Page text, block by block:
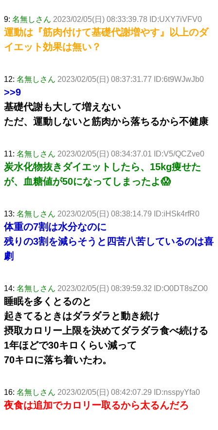
9: 名無しさん 2023/02/05(日) 08:33:39.78 ID:UXY7iVFV0
運動は『筋肉付けて基礎代謝増やす』以上のダ
イエット効果は無い？
12: 名無しさん 2023/02/05(日) 08:37:31.77 ID:6t9WJwJb0
>>9
基礎代謝も大して増えない
ただ、運動しないと筋肉から落ちるから不健康
11: 名無しさん 2023/02/05(日) 08:34:37.01 ID:V5/QCZve0
炭水化物抜きダイエットしたら、15kg痩せた
が、血糖値が50になってしまったよ😱
13: 名無しさん 2023/02/05(日) 08:38:14.79 ID:iHSk4rfR0
体重の7割は水分なのに
残りの3割を減らそうと四苦八苦しているのは喜
劇
14: 名無しさん 2023/02/05(日) 08:39:59.32 ID:O0DT8sZO0
睡眠を多くとるのと
起きてるときはダラダラと動き続け
摂取カロリー上限を決めてダラダラ食べ続ける
1年ほどで30キロくらい減って
70キロに落ち着いたわ。
16: 名無しさん 2023/02/05(日) 08:42:07.29 ID:nsspyYfa0
夜食は追加でカロリー取るから太るんだろ